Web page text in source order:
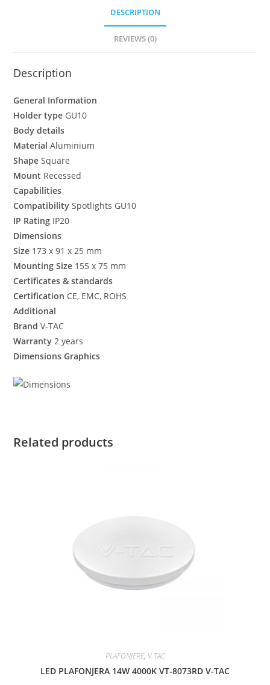
DESCRIPTION
REVIEWS (0)
Description
General Information
Holder type GU10
Body details
MaterialAluminium
ShapeSquare
Mount Recessed
Capabilities
CompatibilitySpotlights GU10
IP Rating IP20
Dimensions
Size 173 x 91 x 25 mm
Mounting Size 155 x 75 mm
Certificates & standards
Certification CE, EMC, ROHS
Additional
BrandV-TAC
Warranty2 years
Dimensions Graphics
Related products
PLAFONJERE, V-TAC
LED PLAFONJERA 14W 4000K VT-8073RD V-TAC